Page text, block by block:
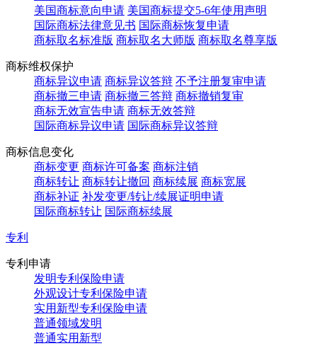
美国商标意向申请 美国商标提交5-6年使用声明
国际商标法律意见书 国际商标恢复申请
商标取名标准版 商标取名大师版 商标取名尊享版
商标维权保护
商标异议申请 商标异议答辩 不予注册复审申请
商标撤三申请 商标撤三答辩 商标撤销复审
商标无效宣告申请 商标无效答辩
国际商标异议申请 国际商标异议答辩
商标信息变化
商标变更 商标许可备案 商标注销
商标转让 商标转让撤回 商标续展 商标宽展
商标补证 补发变更/转让/续展证明申请
国际商标转让 国际商标续展
专利
专利申请
发明专利保险申请
外观设计专利保险申请
实用新型专利保险申请
普通领域发明
普通实用新型